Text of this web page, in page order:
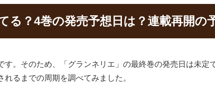
る？4巻の発売予想日は？連載再開の
。そのため、「グランネリエ」の最終巻の発売日は未定
るまでの周期を調べてみました。